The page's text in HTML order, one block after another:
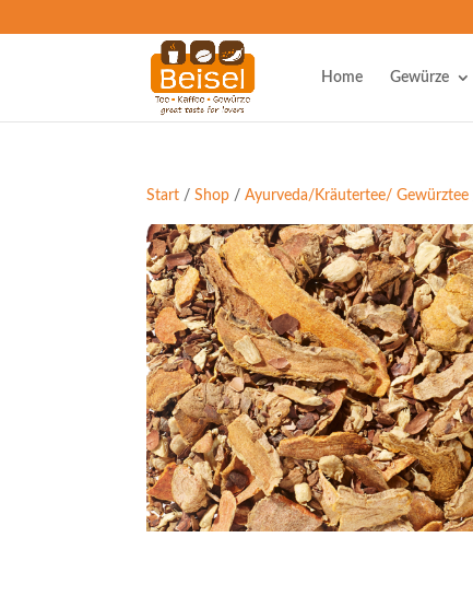
Home Gewürze
Start /Shop /Ayurveda/Kräutertee/ Gewürztee